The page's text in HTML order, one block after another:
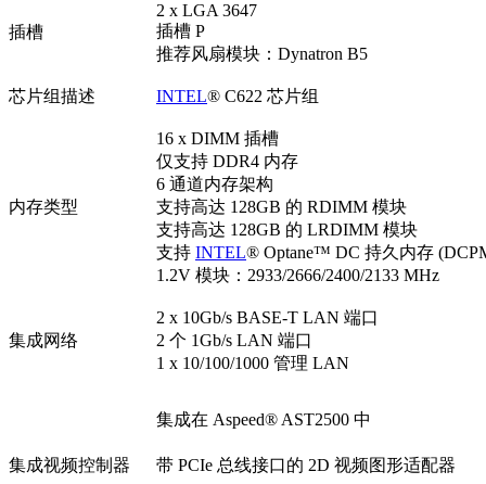
插槽
2 x LGA 3647
插槽 P
推荐风扇模块：Dynatron B5
芯片组描述 INTEL® C622 芯片组
内存类型
16 x DIMM 插槽
仅支持 DDR4 内存
6 通道内存架构
支持高达 128GB 的 RDIMM 模块
支持高达 128GB 的 LRDIMM 模块
支持 INTEL® Optane™ DC 持久内存
1.2V 模块：2933/2666/2400/2133 MHz
集成网络
2 x 10Gb/s BASE-T LAN 端口
2 个 1Gb/s LAN 端口
1 x 10/100/1000 管理 LAN
集成视频控制器
集成在 Aspeed® AST2500 中
带 PCIe 总线接口的 2D 视频图形适配器